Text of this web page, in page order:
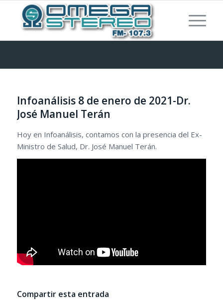
Infoanálisis 8 de enero de 2021-Dr.
José Manuel Terán
Hoy en Infoanálisis, contamos con la presencia del Ex-
Ministro de Salud, Dr. José Manuel Terán.
Compartir esta entrada